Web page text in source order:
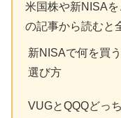
米国株や新NISA
の記事から読むと
新NISAで何を買
選び方
VUGとQQQどっ